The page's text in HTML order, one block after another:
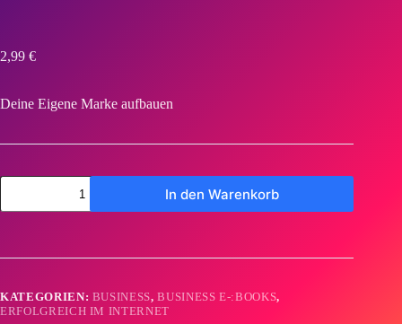
2,99 €
Deine Eigene Marke aufbauen
Deine
Marke
Menge
In den Warenkorb
KATEGORIEN: BUSINESS,BUSINESS E-:BOOKS,
ERFOLGREICH IM INTERNET